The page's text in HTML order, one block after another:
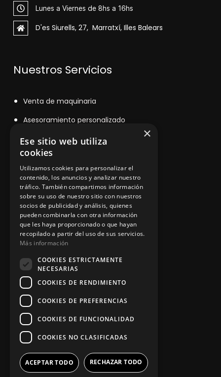
Lunes a Viernes de 8hs a 16hs
D'es Siurells, 27, Marratxí, Illes Balears
Nuestros Servicios
Venta de maquinaria
Asesoramiento personalizado
Instalación y reparación
Contacto
Información legal
Política de privacidad
App Zine Hostelería
×
Ese sitio web utiliza
cookies
Utilizamos cookies para personalizar el
contenido, los anuncios y analizar nuestro
tráfico. También compartimos información
sobre su uso de nuestro sitio con nuestros
socios de publicidad y análisis, quienes
pueden combinarla con otra información
que les haya proporcionado o que hayan
recopilado a partir del uso de sus servicios.
Más información
COOKIES ESTRICTAMENTE
NECESARIAS
COOKIES DE RENDIMIENTO
COOKIES DE PREFERENCIAS
COOKIES DE FUNCIONALIDAD
COOKIES NO CLASIFICADAS
ACEPTAR TODO RECHAZAR TODO